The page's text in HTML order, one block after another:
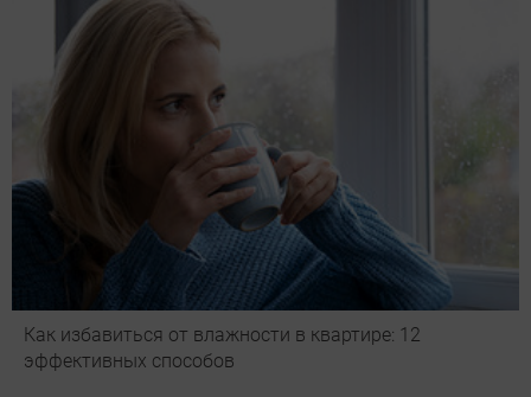
Как избавиться от влажности в квартире: 12
эффективных способов